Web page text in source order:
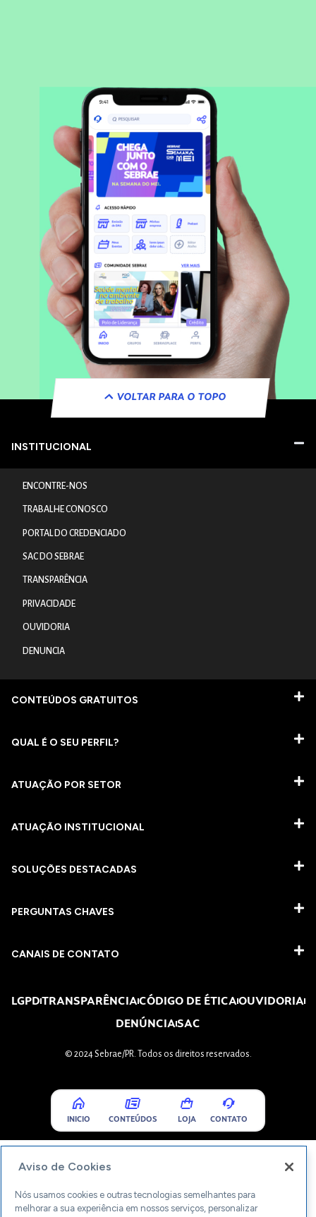
VOLTAR PARA O TOPO
INSTITUCIONAL
ENCONTRE-NOS
TRABALHE CONOSCO
PORTAL DO CREDENCIADO
SAC DO SEBRAE
TRANSPARÊNCIA
PRIVACIDADE
OUVIDORIA
DENUNCIA
CONTEÚDOS GRATUITOS
QUAL É O SEU PERFIL?
ATUAÇÃO POR SETOR
ATUAÇÃO INSTITUCIONAL
SOLUÇÕES DESTACADAS
PERGUNTAS CHAVES​
CANAIS DE CONTATO
LGPDTRANSPARÊNCIACÓDIGO DE ÉTICAOUVIDORIA
DENÚNCIASAC
© 2024 Sebrae/PR. Todos os direitos reservados.
INICIO CONTEÚDOS LOJA CONTATO
Aviso de Cookies
Nós usamos cookies e outras tecnologias semelhantes para
melhorar a sua experiência em nossos serviços, personalizar